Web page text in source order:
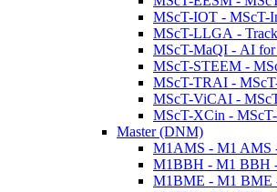
MScT-IOT - MScT-
MScT-LLGA - Track
MScT-MaQI - AI for
MScT-STEEM -
MScT-TRAI -
MScT-ViCAI -
MScT-XCin -
Master (DNM)
M1AMS - M1 AMS -
M1BBH - M1 BBH -
M1BME - M1 BME